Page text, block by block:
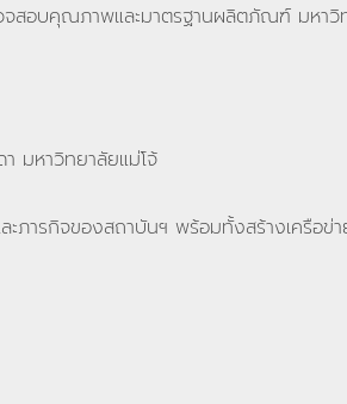
สอบคุณภาพและมาตรฐานผลิตภัณฑ์ มหาวิ
มหาวิทยาลัยแม่โจ้
ารกิจของสถาบันฯ พร้อมทั้งสร้างเครือข่